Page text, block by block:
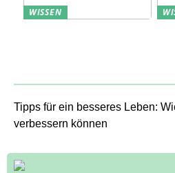
WISSEN
Tipps für ein besseres Leben:
verbessern können